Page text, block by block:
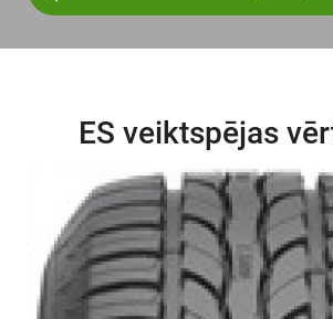
ES veiktspējas